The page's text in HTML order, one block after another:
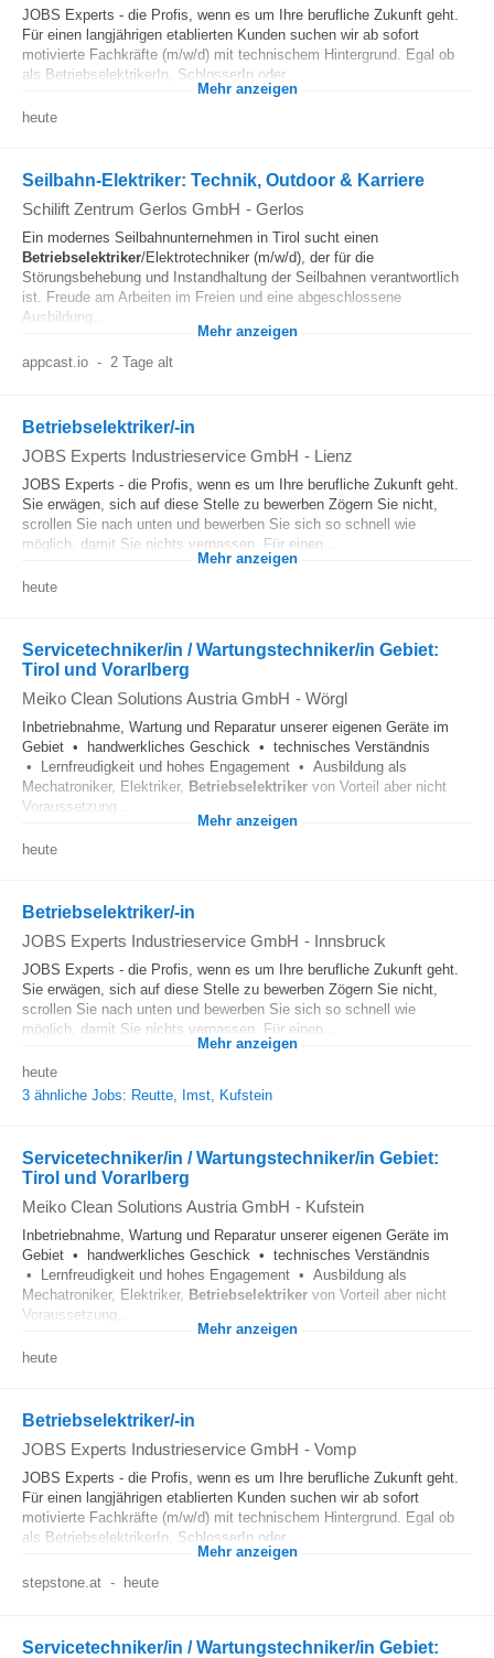
JOBS Experts - die Profis, wenn es um Ihre berufliche Zukunft geht.
Für einen langjährigen etablierten Kunden suchen wir ab sofort
motivierte Fachkräfte (m/w/d) mit technischem Hintergrund. Egal ob
als BetriebselektrikerIn, SchlosserIn oder...
Mehr anzeigen
heute
Seilbahn-Elektriker: Technik, Outdoor & Karriere
Schilift Zentrum Gerlos GmbH - Gerlos
Ein modernes Seilbahnunternehmen in Tirol sucht einen
Betriebselektriker/Elektrotechniker (m/w/d), der für die
Störungsbehebung und Instandhaltung der Seilbahnen verantwortlich
ist. Freude am Arbeiten im Freien und eine abgeschlossene
Ausbildung...
Mehr anzeigen
appcast.io - 2 Tage alt
Betriebselektriker/-in
JOBS Experts Industrieservice GmbH - Lienz
JOBS Experts - die Profis, wenn es um Ihre berufliche Zukunft geht.
Sie erwägen, sich auf diese Stelle zu bewerben Zögern Sie nicht,
scrollen Sie nach unten und bewerben Sie sich so schnell wie
möglich, damit Sie nichts verpassen. Für einen...
Mehr anzeigen
heute
Servicetechniker/in / Wartungstechniker/in Gebiet:
Tirol und Vorarlberg
Meiko Clean Solutions Austria GmbH - Wörgl
Inbetriebnahme, Wartung und Reparatur unserer eigenen Geräte im
Gebiet • handwerkliches Geschick • technisches Verständnis
• Lernfreudigkeit und hohes Engagement • Ausbildung als
Mechatroniker, Elektriker, Betriebselektriker von Vorteil aber nicht
Voraussetzung...
Mehr anzeigen
heute
Betriebselektriker/-in
JOBS Experts Industrieservice GmbH - Innsbruck
JOBS Experts - die Profis, wenn es um Ihre berufliche Zukunft geht.
Sie erwägen, sich auf diese Stelle zu bewerben Zögern Sie nicht,
scrollen Sie nach unten und bewerben Sie sich so schnell wie
möglich, damit Sie nichts verpassen. Für einen...
Mehr anzeigen
heute
3 ähnliche Jobs: Reutte, Imst, Kufstein
Servicetechniker/in / Wartungstechniker/in Gebiet:
Tirol und Vorarlberg
Meiko Clean Solutions Austria GmbH - Kufstein
Inbetriebnahme, Wartung und Reparatur unserer eigenen Geräte im
Gebiet • handwerkliches Geschick • technisches Verständnis
• Lernfreudigkeit und hohes Engagement • Ausbildung als
Mechatroniker, Elektriker, Betriebselektriker von Vorteil aber nicht
Voraussetzung...
Mehr anzeigen
heute
Betriebselektriker/-in
JOBS Experts Industrieservice GmbH - Vomp
JOBS Experts - die Profis, wenn es um Ihre berufliche Zukunft geht.
Für einen langjährigen etablierten Kunden suchen wir ab sofort
motivierte Fachkräfte (m/w/d) mit technischem Hintergrund. Egal ob
als BetriebselektrikerIn, SchlosserIn oder...
Mehr anzeigen
stepstone.at - heute
Servicetechniker/in / Wartungstechniker/in Gebiet: